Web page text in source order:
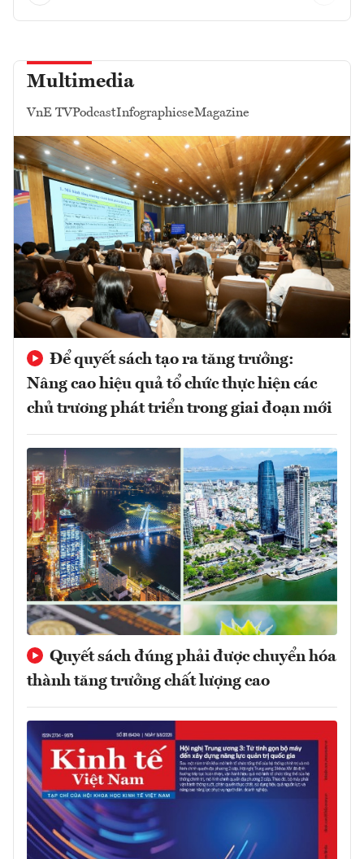
Multimedia
VnE TVPodcastInfographicseMagazine
Để quyết sách tạo ra tăng trưởng:
Nâng cao hiệu quả tổ chức thực hiện các
chủ trương phát triển trong giai đoạn mới
Quyết sách đúng phải được chuyển hóa
thành tăng trưởng chất lượng cao